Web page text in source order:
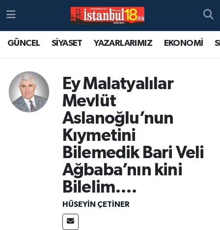
GÜNCEL SİYASET YAZARLARIMIZ EKONOMİ
Ey Malatyalılar
Mevlüt
Aslanoğlu’nun
Kıymetini
Bilemedik Bari Veli
Ağbaba’nın kini
Bilelim….
HÜSEYIN ÇETİNER